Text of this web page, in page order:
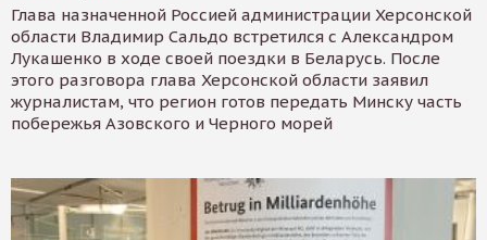
Глава назначенной Россией администрации Херсонской
области Владимир Сальдо встретился с Александром
Лукашенко в ходе своей поездки в Беларусь. После
этого разговора глава Херсонской области заявил
журналистам, что регион готов передать Минску часть
побережья Азовского и Черного морей